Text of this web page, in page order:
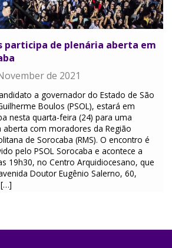
participa de plenária aberta em
de 2021
a governador do Estado de São
Boulos (PSOL), estará em
nesta quarta-feira (24) para uma
aberta com moradores da Região
de Sorocaba (RMS). O encontro é
pelo PSOL Sorocaba e acontece a
19h30, no Centro Arquidiocesano, que
Doutor Eugênio Salerno, 60,